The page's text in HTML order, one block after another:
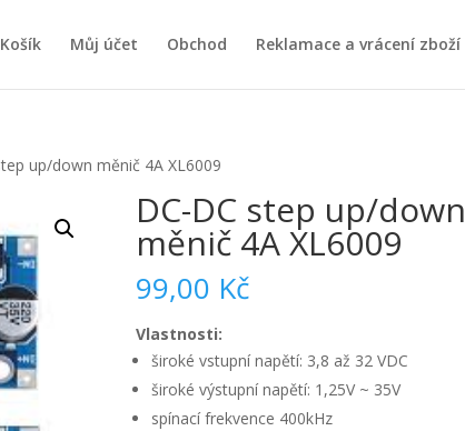
Košík Můj účet Obchod Reklamace a vrácení zboží
up/down měnič 4A XL6009
DC-DC step up/down
měnič 4A XL6009
99,00 Kč
Vlastnosti:
široké vstupní napětí: 3,8 až 32 VDC
široké výstupní napětí: 1,25V ~ 35V
spínací frekvence 400kHz